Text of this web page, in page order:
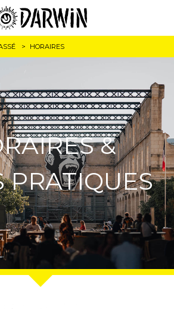
HORAIRES
&
PRATIQUES